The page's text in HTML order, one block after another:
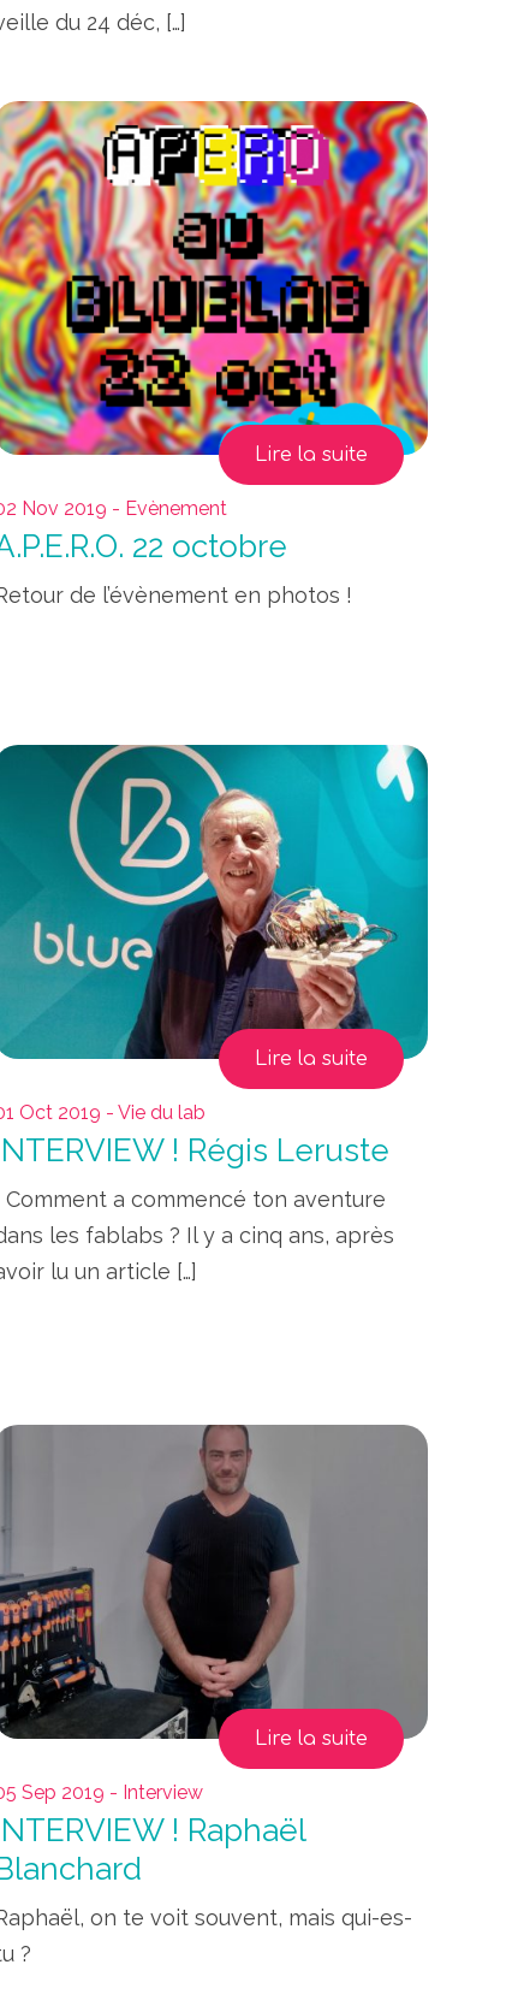
du 24 déc, […]
Lire la suite
Nov 2019 - Evènement
22 octobre
de l’évènement en photos !
Lire la suite
Oct 2019 - Vie du lab
! Régis Leruste
Comment a commencé ton aventure
les fablabs ? Il y a cinq ans, après
lu un article […]
Lire la suite
Sep 2019 - Interview
! Raphaël
on te voit souvent, mais qui-es-
?